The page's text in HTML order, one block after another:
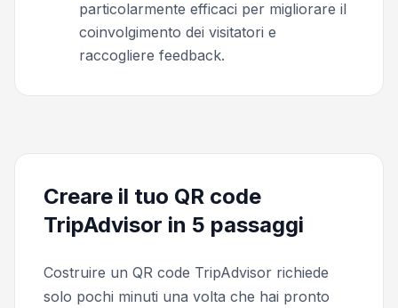
particolarmente efficaci per migliorare il
coinvolgimento dei visitatori e
raccogliere feedback.
Creare il tuo QR code
TripAdvisor in 5 passaggi
Costruire un QR code TripAdvisor richiede
solo pochi minuti una volta che hai pronto